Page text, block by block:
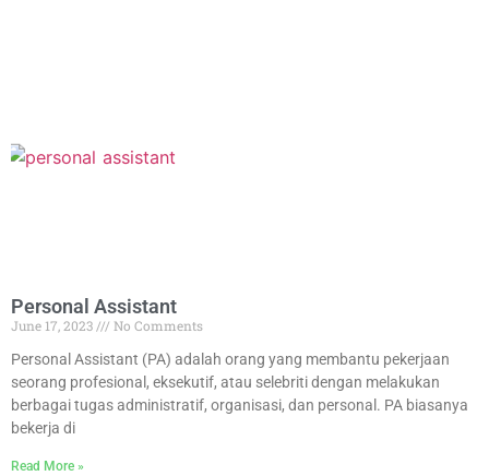
Personal Assistant
June 17, 2023
No Comments
Personal Assistant (PA) adalah orang yang membantu pekerjaan
seorang profesional, eksekutif, atau selebriti dengan melakukan
berbagai tugas administratif, organisasi, dan personal. PA biasanya
bekerja di
Read More »